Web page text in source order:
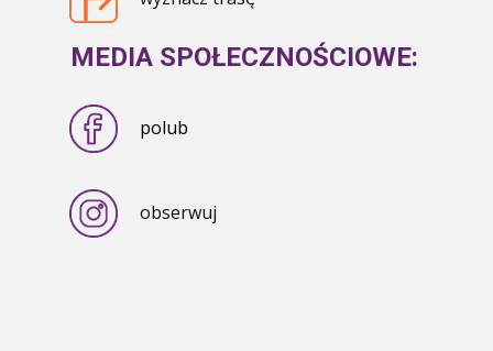
MEDIA SPOŁECZNOŚCIOWE:
polub
obserwuj